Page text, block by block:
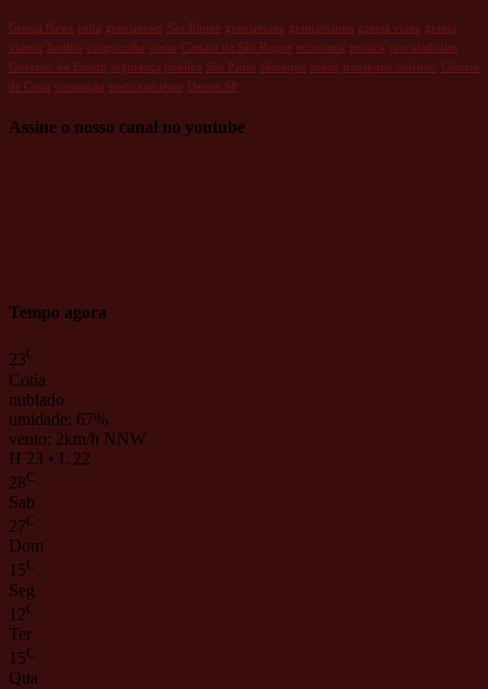
Granja News cotia granjanews São Roque granjaviana granjavianna granja viana granja
vianna
Jandira carapicuiba obras Câmara de São Roque economia música caucaiadoalto
Governo do Estado segurança pública São Paulo sãoroque saúde transporte coletivo Câmara
de Cotia vacinação meio ambiente Detran.SP
Assine o nosso canal no youtube
Tempo agora
23C
Cotia
nublado
umidade: 67%
vento: 2km/h NNW
H 23 • L 22
28C
Sab
27C
Dom
15C
Seg
12C
Ter
15C
Qua